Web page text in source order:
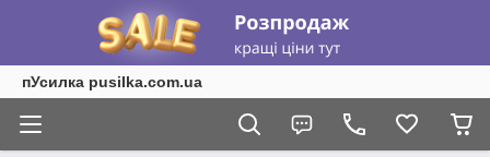
пУсилка pusilka.com.ua